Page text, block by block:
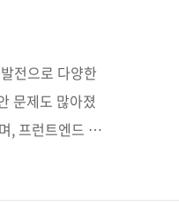
전으로 다양한
문제도 많아졌
, 프런트엔드 보
도록 구성했다.